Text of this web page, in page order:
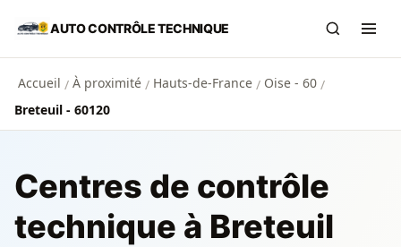
Aller au contenu principal
AUTO CONTRÔLE TECHNIQUE
Accueil / À proximité / Hauts-de-France / Oise - 60 /
Breteuil - 60120
Centres de contrôle
technique à Breteuil